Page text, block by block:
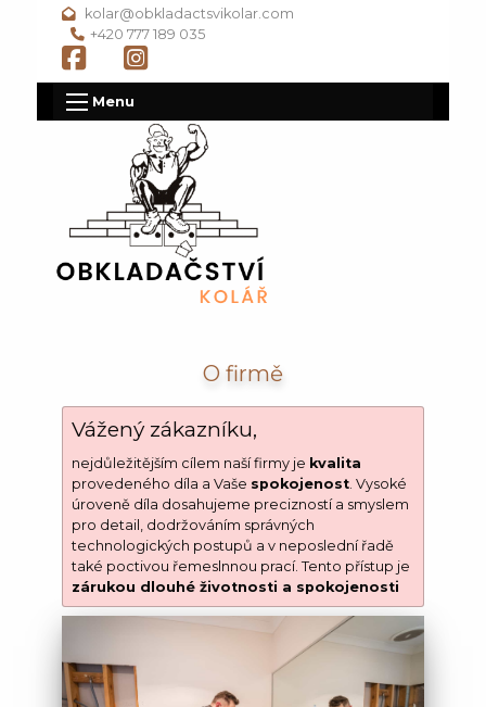
kolar@obkladactsvikolar.com
+420 777 189 035
Menu
O firmě
Vážený zákazníku,
nejdůležitějším cílem naší firmy je kvalita
provedeného díla a Vaše spokojenost. Vysoké
úroveně díla dosahujeme precizností a smyslem
pro detail, dodržováním správných
technologických postupů a v neposlední řadě
také poctivou řemeslnnou prací. Tento přístup je
zárukou dlouhé životnosti a spokojenosti